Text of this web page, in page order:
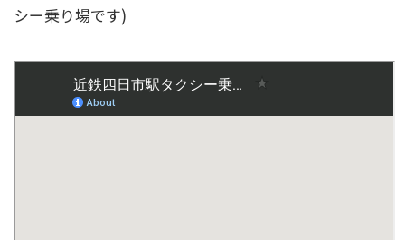
シー乗り場です)